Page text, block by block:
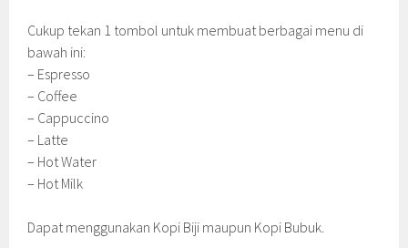
Cukup tekan 1 tombol untuk membuat berbagai menu di
bawah ini:
– Espresso
– Coffee
– Cappuccino
– Latte
– Hot Water
– Hot Milk
Dapat menggunakan Kopi Biji maupun Kopi Bubuk.